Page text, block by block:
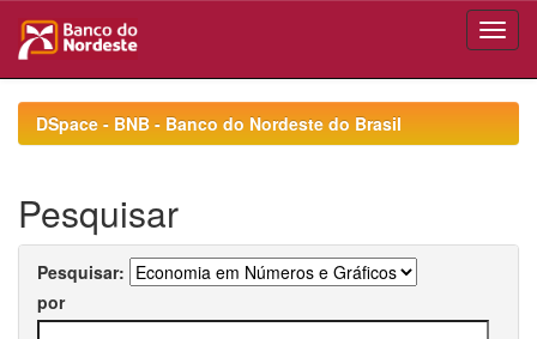
navigationDSpace - BNB - Banco do Nordeste do Brasil
Pesquisar
Pesquisar:
por